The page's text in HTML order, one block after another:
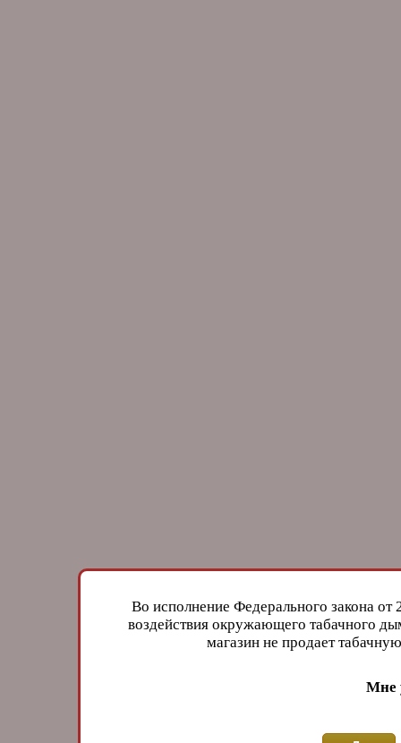
Во исполнение Федерального закона
воздействия окружающего табачного
магазин не продает
Мне